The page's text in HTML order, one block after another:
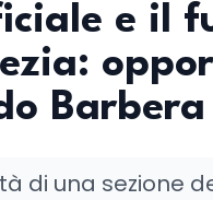
e il
Barbera
di una sezione